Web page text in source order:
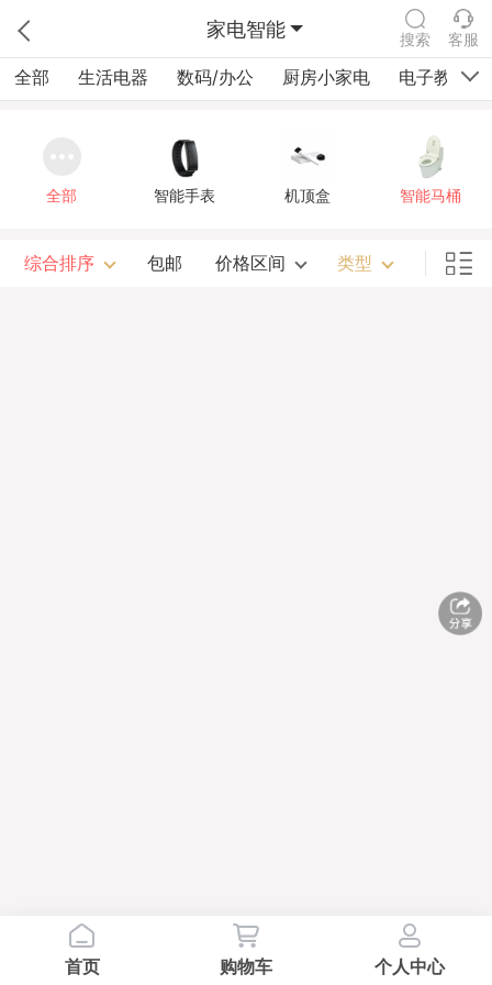
家电智能 搜索 客服
全部 生活电器 数码/办公 厨房小家电 电子教育
全部 智能手表 机顶盒 智能马桶
综合排序 包邮 价格区间 类型
首页 购物车 个人中心